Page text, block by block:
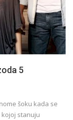
5
šoku kada se
stanuju